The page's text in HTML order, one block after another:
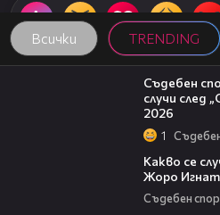
Всички TRENDING
47:02
Съдебен
случи след
2026
1
Какво се
Жоро
Съдебен спор